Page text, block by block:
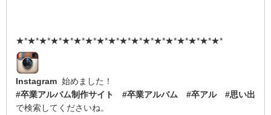
★*★*★*★*★*★*★*★*★*★*★*★*★*★*★*★*★*★*
Instagram 始めました！
#卒業アルバム制作サイト #卒業アルバム #卒アル #思い出
で検索してくださいね。